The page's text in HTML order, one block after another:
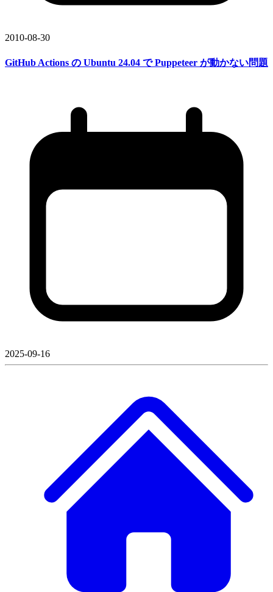
2010-08-30
GitHub Actions の Ubuntu 24.04 でPuppeteer が動かない問題
2025-09-16